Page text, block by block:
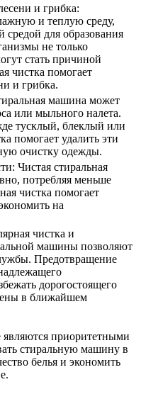
и грибка:
и теплую среду,
средой для образования
не только
стать причиной
чистка помогает
и грибка.
машина может
или мыльного налета.
тусклый, блеклый или
помогает удалить эти
очистку одежды.
Чистая стиральная
потребляя меньше
чистка помогает
на
чистка и
машины позволяют
Предотвращение
дорогостоящего
в ближайшем
являются приоритетными
стиральную машину в
белья и экономить